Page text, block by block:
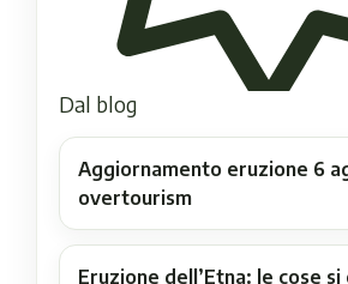
Dal blog
Aggiornamento eruzione 6
overtourism
Eruzione dell’Etna: le cose si